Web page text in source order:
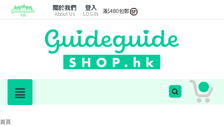
關於我們
About Us
登入
LOGIN 滿$480包郵
首頁